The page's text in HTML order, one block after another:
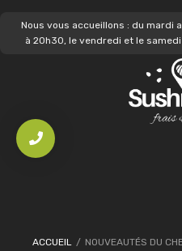
Nous vous accueillons : du mardi
à 20h30, le vendredi et le samedi
ACCUEIL / NOUVEAUTÉS DU